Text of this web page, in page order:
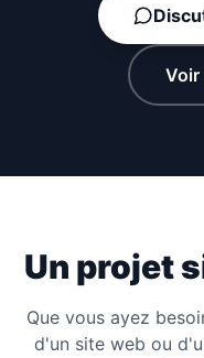
Voir
Un projet
Que vous ayez
d'un site web ou